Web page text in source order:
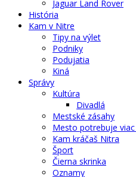
Jaguar Land Rover
História
Kam v Nitre
Tipy na výlet
Podniky
Podujatia
Kiná
Správy
Kultúra
Divadlá
Mestské zásahy
Mesto potrebuje
Kam kráčaš Nitra
Šport
Čierna skrinka
Oznamy